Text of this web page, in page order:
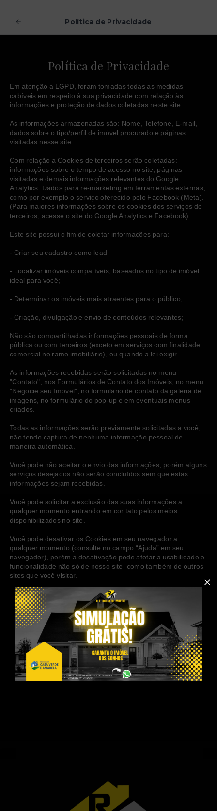
Política de Privacidade
Política de Privacidade
Em atenção a LGPD, foram tomadas todas as medidas
cabíveis em respeito à sua privacidade com relação às
informações e proteção de dados coletadas neste site.
As informações armazenadas são: Nome, Telefone, E-mail,
dados sobre o tipo/perfil de imóvel procurado e páginas
visitadas nesse site.
Com relação a Cookies de terceiros serão coletadas:
informações sobre o tempo de acesso no site, páginas
visitadas e demais informações relevantes do Google
Analytics. Dados para re-marketing em ferramentas externas,
como por exemplo o serviço oferecido pelo Facebook (Meta).
(Para maiores informações sobre os cookies dos serviços de
terceiros, acesse o site do Google Analytics e Facebook).
Este site possui o fim de coletar informações para:
- Criar seu cadastro como lead;
- Localizar imóveis compatíveis, baseados no tipo de imóvel
ideal para você;
- Determinar os imóveis mais atraentes para o público;
- Criação, divulgação e envio de conteúdos relevantes;
Não são compartilhadas informações pessoais de forma
pública ou com terceiros (exceto em serviços com finalidade
comercial no ramo imobiliário), ou quando a lei exigir.
As informações recebidas serão solicitadas no menu
"Contato", nos Formulários de Contato dos Imóveis, no menu
"Negocie seu Imóvel", no formulário de contato da galeria de
imagens, no formulário do pop-up e em eventuais menus
criados.
Todas as informações serão previamente solicitadas a você,
não tendo captura de nenhuma informação pessoal de
maneira automática.
Você pode não aceitar o envio das informações, porém alguns
serviços desejados não serão concluídos sem que estas
informações sejam recebidas.
Você pode solicitar a exclusão das suas informações a
qualquer momento entrando em contato pelos meios
disponibilizados no site.
Você pode desativar os Cookies em seu navegador a
qualquer momento (consulte no campo “Ajuda” em seu
navegador), porém a desativação pode afetar a usabilidade e
funcionalidade não só de nosso site, como também de outros
sites que você visitar.